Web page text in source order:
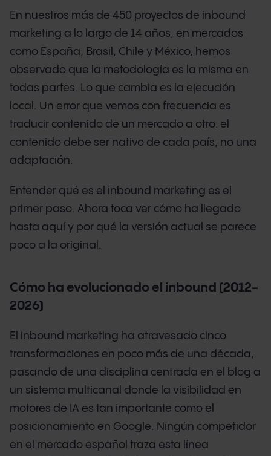
En nuestros más de 450 proyectos de inbound
marketing a lo largo de 14 años, en mercados
como España, Brasil, Chile y México, hemos
observado que la metodología es la misma en
todas partes. Lo que cambia es la ejecución
local. Un error que vemos con frecuencia es
traducir contenido de un mercado a otro: el
contenido debe ser nativo de cada país, no una
adaptación.
Entender qué es el inbound marketing es el
primer paso. Ahora toca ver cómo ha llegado
hasta aquí y por qué la versión actual se parece
poco a la original.
Cómo ha evolucionado el inbound (2012-
2026)
El inbound marketing ha atravesado cinco
transformaciones en poco más de una década,
pasando de una disciplina centrada en el blog a
un sistema multicanal donde la visibilidad en
motores de IA es tan importante como el
posicionamiento en Google. Ningún competidor
en el mercado español traza esta línea